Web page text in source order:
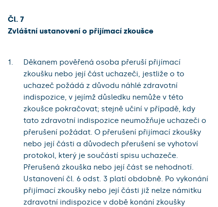
Čl. 7
Zvláštní ustanovení o přijímací zkoušce
Děkanem pověřená osoba přeruší přijímací
zkoušku nebo její část uchazeči, jestliže o to
uchazeč požádá z důvodu náhlé zdravotní
indispozice, v jejímž důsledku nemůže v této
zkoušce pokračovat; stejně učiní v případě, kdy
tato zdravotní indispozice neumožňuje uchazeči o
přerušení požádat. O přerušení přijímací zkoušky
nebo její části a důvodech přerušení se vyhotoví
protokol, který je součástí spisu uchazeče.
Přerušená zkouška nebo její část se nehodnotí.
Ustanovení čl. 6 odst. 3 platí obdobně. Po vykonání
přijímací zkoušky nebo její části již nelze námitku
zdravotní indispozice v době konání zkoušky